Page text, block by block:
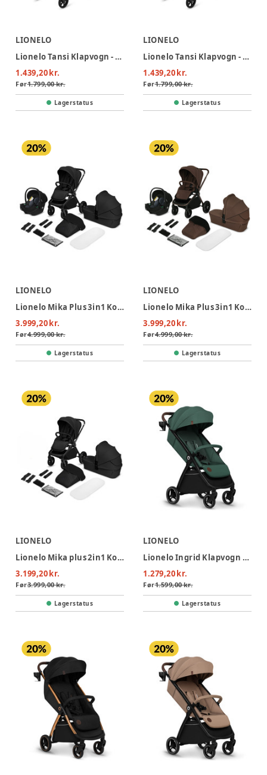
LIONELO
Lionelo Tansi Klapvogn - Black Onyx
1.439,20 kr.
Før1.799,00 kr.
Lagerstatus
LIONELO
Lionelo Tansi Klapvogn - Beige Sand
1.439,20 kr.
Før1.799,00 kr.
Lagerstatus
LIONELO
Lionelo Mika Plus 3in1 Kombivogn - Black Onyx
3.999,20 kr.
Før4.999,00 kr.
Lagerstatus
LIONELO
Lionelo Mika Plus 3in1 Kombivogn - Mocha Mousse
3.999,20 kr.
Før4.999,00 kr.
Lagerstatus
LIONELO
Lionelo Mika plus 2in1 Kombivogn - Black Onyx
3.199,20 kr.
Før3.999,00 kr.
Lagerstatus
LIONELO
Lionelo Ingrid Klapvogn - Green Emerald
1.279,20 kr.
Før1.599,00 kr.
Lagerstatus